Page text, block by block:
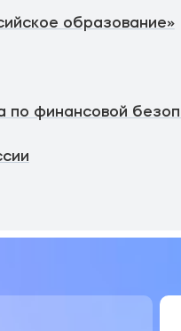
образование»
финансовой